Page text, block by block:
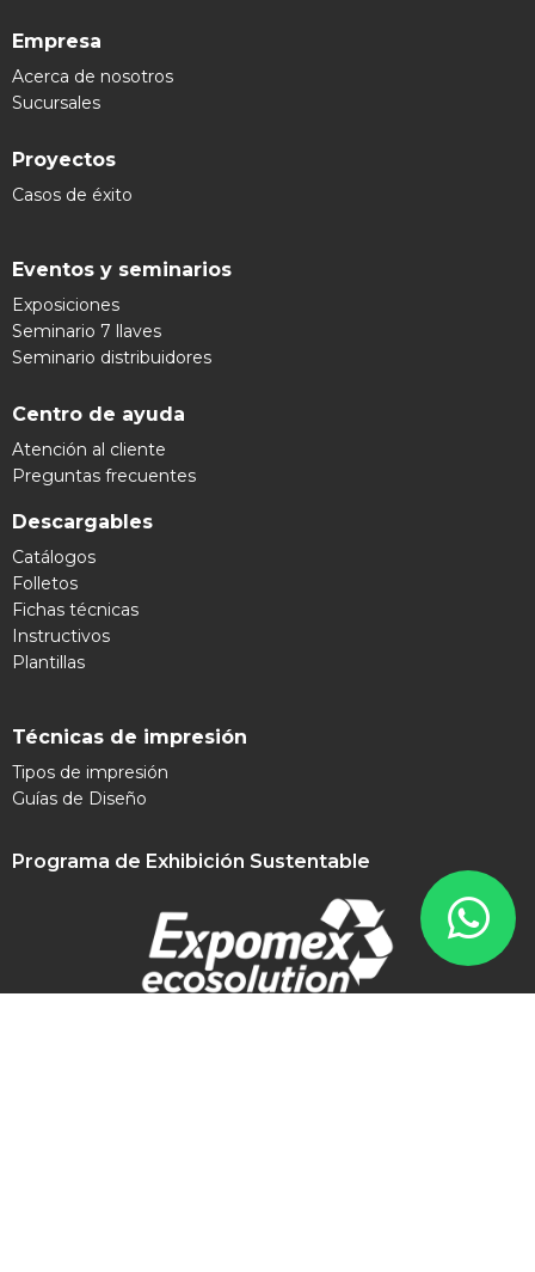
Empresa
Acerca de nosotros
Sucursales
Proyectos
Casos de éxito
Eventos y seminarios
Exposiciones
Seminario 7 llaves
Seminario distribuidores
Centro de ayuda
Atención al cliente
Preguntas frecuentes
Descargables
Catálogos
Folletos
Fichas técnicas
Instructivos
Plantillas
Técnicas de impresión
Tipos de impresión
Guías de Diseño
Programa de Exhibición Sustentable